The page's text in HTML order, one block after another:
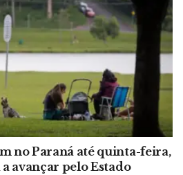
no Paraná até quinta-feira,
avançar pelo Estado